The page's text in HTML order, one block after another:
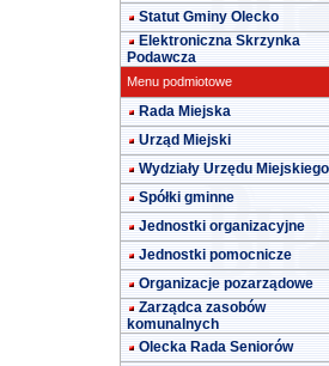
Statut Gminy Olecko
Elektroniczna Skrzynka
Podawcza
Menu podmiotowe
Rada Miejska
Urząd Miejski
Wydziały Urzędu Miejskiego
Spółki gminne
Jednostki organizacyjne
Jednostki pomocnicze
Organizacje pozarządowe
Zarządca zasobów
komunalnych
Olecka Rada Seniorów